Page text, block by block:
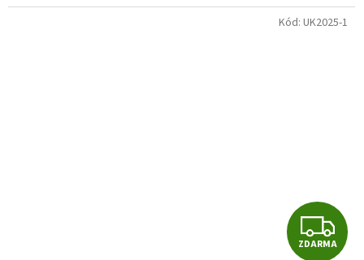
Z
ZDARMA
Kód: UK2025-1